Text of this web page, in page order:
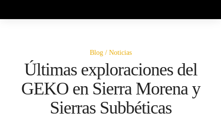
Blog Noticias
Últimas exploraciones del
GEKO en Sierra Morena y
Sierras Subbéticas